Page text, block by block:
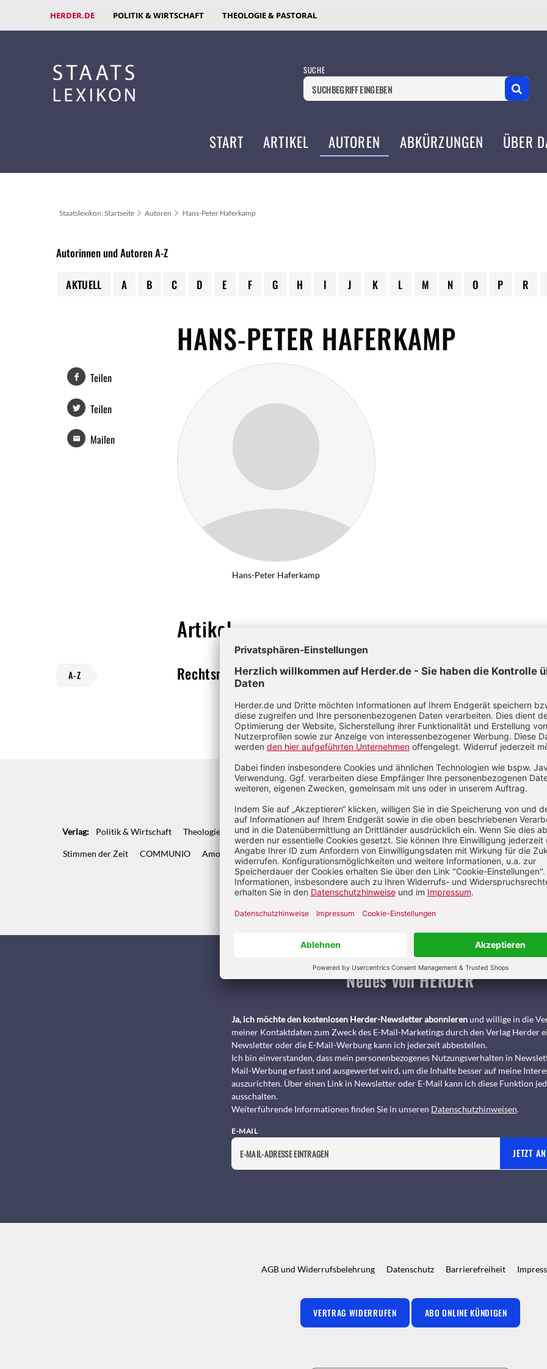
HERDER.DE POLITIK & WIRTSCHAFT THEOLOGIE & PASTORAL
SUCHE
START ARTIKEL AUTOREN ABKÜRZUNGEN ÜBER
Staatslexikon: Startseite Autoren Hans-Peter Haferkamp
Autorinnen und Autoren A-Z
AKTUELL A B C D E F G H I J K L M N O P R
HANS-PETER HAFERKAMP
Hans-Peter Haferkamp
Teilen
Teilen
Mailen
Artikel
A-Z Rechtsmissbrauch Von Hans-Peter Haferkamp
Kategorien: Artikel Autoren Abkürzungen Über das Lexikon
Verlag: Politik & Wirtschaft Theologie & Pastoral Pädagogik & Kinderbuch kindergarten heute Fachmagazin,
Stimmen der Zeit COMMUNIO Amosinternational Biblische Notizen Diakonia Römische Quartalschrift ANTIKE
Kundenservice+49 761 2717200 kundenservice@herder.de Abo online
Neues von HERDER
Ja, ich möchte den kostenlosen Herder-Newsletter abonnierenund willige in die
meiner Kontaktdaten zum Zweck des E-Mail-Marketings durch den Verlag Herder
Newsletter oder die E-Mail-Werbung kann ich jederzeit abbestellen.
Ich bin einverstanden, dass mein personenbezogenes Nutzungsverhalten in
Mail-Werbung erfasst und ausgewertet wird, um die Inhalte besser auf meine
auszurichten. Über einen Link in Newsletter oder E-Mail kann ich diese Funktion
ausschalten.
Weiterführende Informationen finden Sie in unseren Datenschutzhinweisen.
E-MAIL
JETZT
AGB und Widerrufsbelehrung Datenschutz Barrierefreiheit
VERTRAG WIDERRUFEN ABO ONLINE KÜNDIGEN